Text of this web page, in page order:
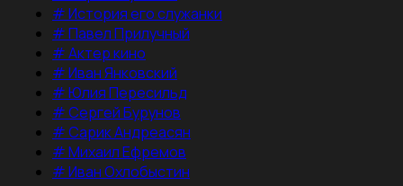
#История его служанки
#Павел Прилучный
#Актер кино
#Иван Янковский
#Юлия Пересильд
#Сергей Бурунов
#Сарик Андреасян
#Михаил Ефремов
#Иван Охлобыстин